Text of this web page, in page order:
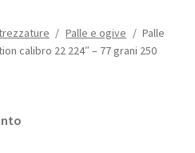
/ Palle e ogive / Palle
calibro 22 224″ – 77 grani 250